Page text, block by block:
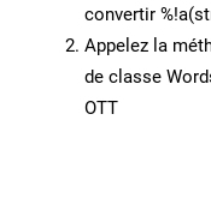
convertir
Appelez la
de classe
OTT